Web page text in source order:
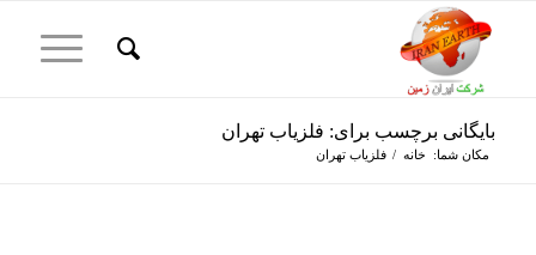
بایگانی برچسب برای: فلزیاب تهران
مکان شما: خانه / فلزیاب تهران